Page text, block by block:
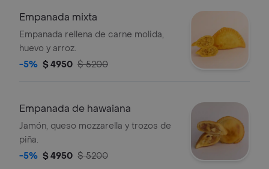
Empanada mixta
Empanada rellena de carne molida,
huevo y arroz.
-5% $ 4950 $ 5200
Empanada de hawaiana
Jamón, queso mozzarella y trozos de
piña.
-5% $ 4950 $ 5200